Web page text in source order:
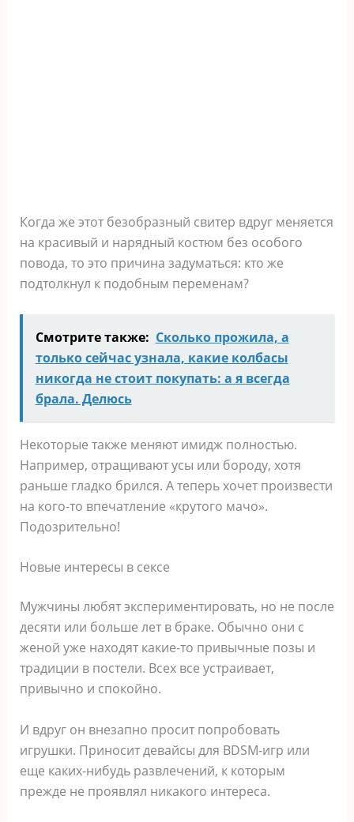
Когда же этот безобразный свитер вдруг меняется
на красивый и нарядный костюм без особого
повода, то это причина задуматься: кто же
подтолкнул к подобным переменам?
Смотрите также: Сколько прожила, а
только сейчас узнала, какие колбасы
никогда не стоит покупать: а я всегда
брала. Делюсь
Некоторые также меняют имидж полностью.
Например, отращивают усы или бороду, хотя
раньше гладко брился. А теперь хочет произвести
на кого-то впечатление «крутого мачо».
Подозрительно!
Новые интересы в сексе
Мужчины любят экспериментировать, но не после
десяти или больше лет в браке. Обычно они с
женой уже находят какие-то привычные позы и
традиции в постели. Всех все устраивает,
привычно и спокойно.
И вдруг он внезапно просит попробовать
игрушки. Приносит девайсы для BDSM-игр или
еще каких-нибудь развлечений, к которым
прежде не проявлял никакого интереса.